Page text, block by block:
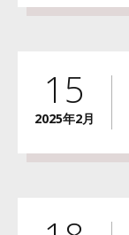
15
2025年2月